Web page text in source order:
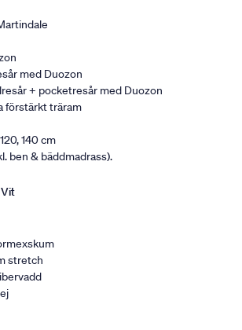
med Duozon
+ pocketresår med Duozon
förstärkt träram
140 cm
ben & bäddmadrass).
Vit
stretch